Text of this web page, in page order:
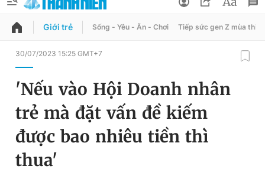
QUẢNG CÁO
Chuyên mục
Chuyên mục khác
Chào ngày mới
Đổi mật khẩu
Tin đã lưu
Tin đã xem
Giới trẻ Sống - Yêu - Ăn - Chơi Tiếp sức gen Z mùa thi
30/07/2023 15:25 GMT+7
'Nếu vào Hội Doanh nhân
trẻ mà đặt vấn đề kiếm
được bao nhiêu tiền thì
thua'